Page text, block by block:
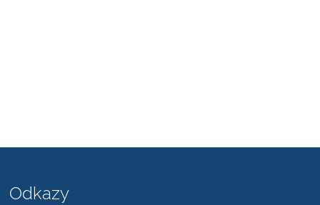
Odkazy